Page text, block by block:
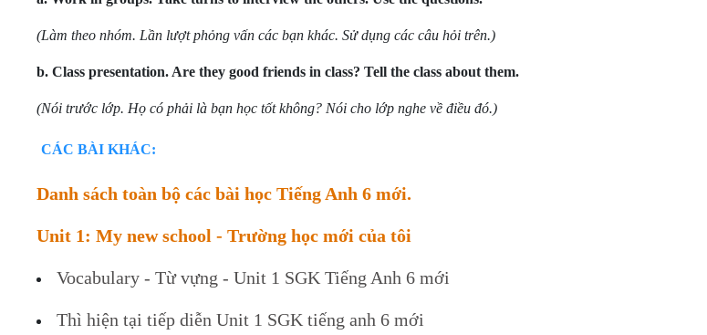
(Làm theo nhóm. Lần lượt phỏng vấn các bạn khác. Sử dụng các câu hỏi trên.)
b.Class presentation. Are they good friends in class? Tell the class about them.
(Nói trước lớp. Họ có phải là bạn học tốt không? Nói cho lớp nghe về điều đó.)
CÁC BÀI KHÁC:
Danh sách toàn bộ các bài học Tiếng Anh 6 mới.
Unit 1: My new school - Trường học mới của tôi
Vocabulary - Từ vựng - Unit 1 SGK Tiếng Anh 6 mới
Thì hiện tại tiếp diễn Unit 1 SGK tiếng anh 6 mới